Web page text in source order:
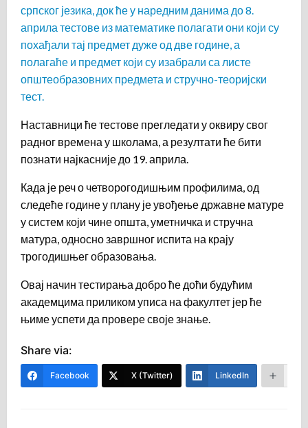
српског језика, док ће у наредним данима до 8.
априла тестове из математике полагати они који су
похађали тај предмет дуже од две године, а
полагаће и предмет који су изабрали са листе
општеобразовних предмета и стручно-теоријски
тест.
Наставници ће тестове прегледати у оквиру свог
радног времена у школама, а резултати ће бити
познати најкасније до 19. априла.
Када је реч о четворогодишњим профилима, од
следеће године у плану је увођење државне матуре
у систем који чине општа, уметничка и стручна
матура, односно завршног испита на крају
трогодишњег образовања.
Овај начин тестирања добро ће доћи будућим
академцима приликом уписа на факултет јер ће
њиме успети да провере своје знање.
Share via:
Facebook X (Twitter) LinkedIn